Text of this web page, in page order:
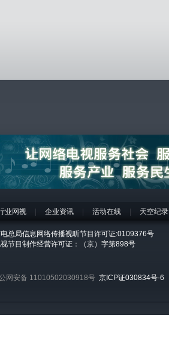
业网视 企业资讯 活动在线 天空纪录
总局信息网络传播视听节目许可证:0109376号
节目制作经营许可证：（京）字第898号
网安备 11010502030918号 京ICP证030834号-6